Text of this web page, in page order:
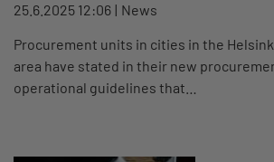
25.6.2025 12:06
News
Procurement units in cities in the
area have stated in their new
operational guidelines that…